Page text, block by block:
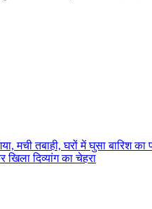
मची तबाही, घरों में घुसा बारिश का
खिला दिव्यांग का चेहरा